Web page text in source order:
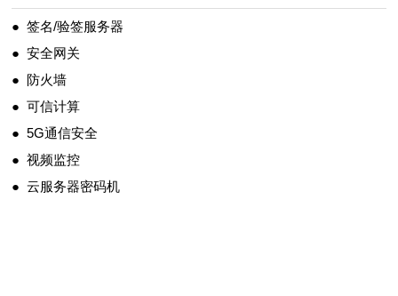
● 签名/验签服务器
● 安全网关
● 防火墙
● 可信计算
● 5G通信安全
● 视频监控
● 云服务器密码机